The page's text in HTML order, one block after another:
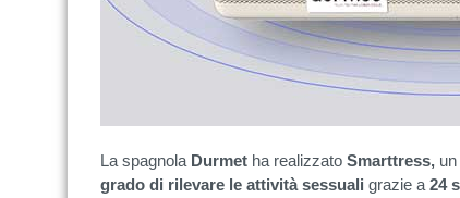
La spagnola Durmet ha realizzato Smarttress, un
grado di rilevare le attività sessuali grazie a 24